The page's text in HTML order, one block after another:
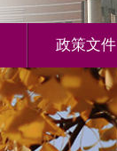
政策文件